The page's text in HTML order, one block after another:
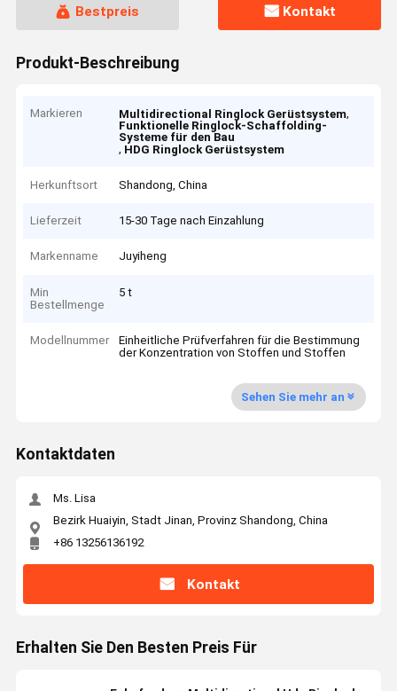
Bestpreis Kontakt
Produkt-Beschreibung
Markieren Multidirectional Ringlock Gerüstsystem,
Funktionelle Ringlock-Schaffolding-
Systeme für den Bau
, HDG Ringlock Gerüstsystem
Herkunftsort Shandong, China
Lieferzeit 15-30 Tage nach Einzahlung
Markenname Juyiheng
Min
Bestellmenge
5 t
Modellnummer
Einheitliche Prüfverfahren für die Bestimmung
der Konzentration von Stoffen und Stoffen
Sehen Sie mehr an
Kontaktdaten
Ms. Lisa
Bezirk Huaiyin, Stadt Jinan, Provinz Shandong, China
+86 13256136192
Kontakt
Erhalten Sie Den Besten Preis Für